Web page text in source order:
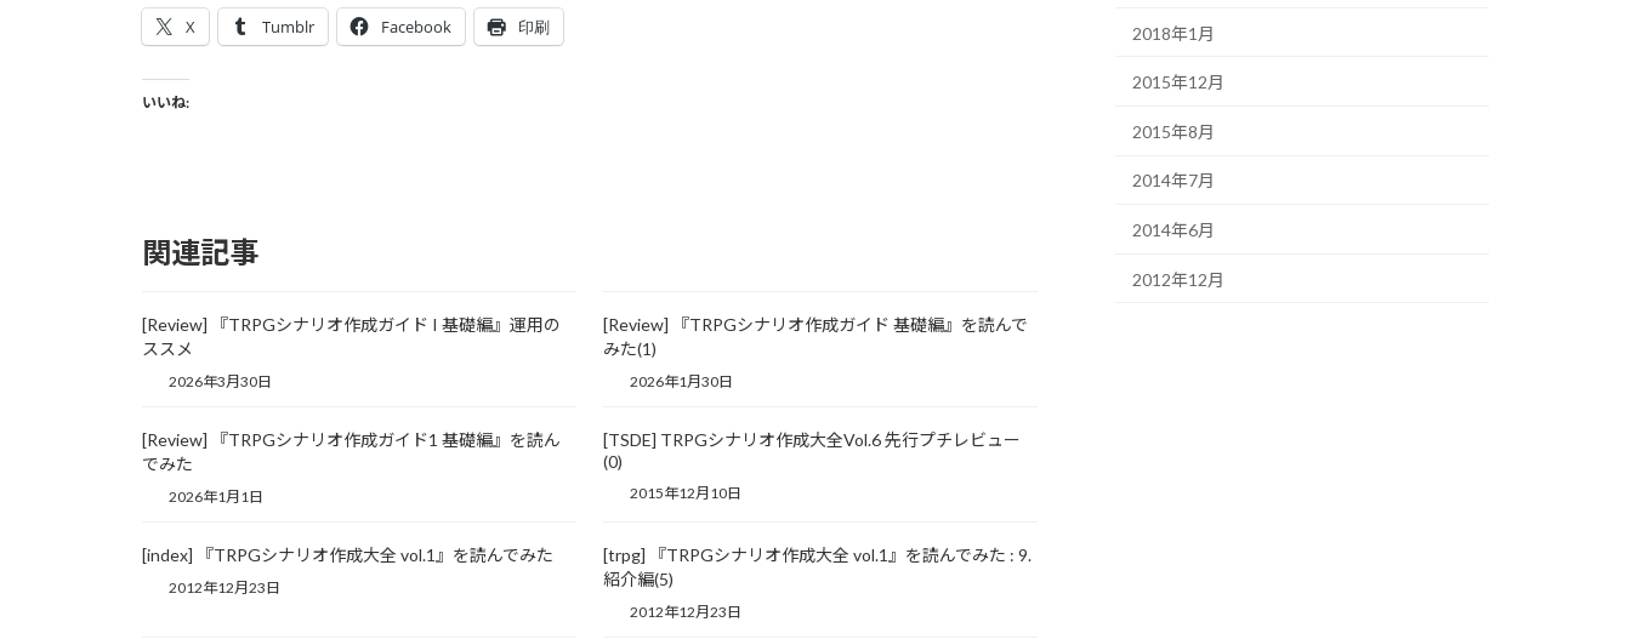
X Tumblr Facebook 印刷
いいね:
関連記事
[Review] 『TRPGシナリオ作成ガイド I 基礎編』運用の
ススメ
2026年3月30日
[Review] 『TRPGシナリオ作成ガイド 基礎編』を読んで
みた(1)
2026年1月30日
[Review] 『TRPGシナリオ作成ガイド1 基礎編』を読ん
でみた
2026年1月1日
[TSDE] TRPGシナリオ作成大全Vol.6 先行プチレビュー
(0)
2015年12月10日
[index] 『TRPGシナリオ作成大全 vol.1』を読んでみた
2012年12月23日
[trpg] 『TRPGシナリオ作成大全 vol.1』を読んでみた : 9.
紹介編(5)
2012年12月23日
2018年1月
2015年12月
2015年8月
2014年7月
2014年6月
2012年12月